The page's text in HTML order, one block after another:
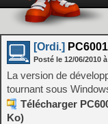
[Ordi.]
Posté le 12/06/2010 à
La version de
tournant sous
Télécharger
Ko)